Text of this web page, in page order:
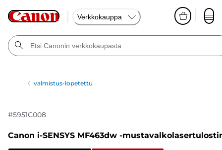
Verkkokauppa
valmistus-lopetettu
#5951C008
Canon i-SENSYS MF463dw -